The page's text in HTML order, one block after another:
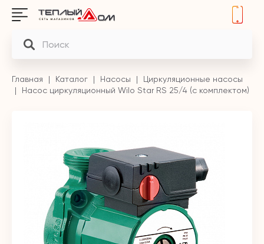
Главная Каталог Насосы
Циркуляционные насосы
Насос циркуляционный Wilo Star RS 25/4 (с комплектом)